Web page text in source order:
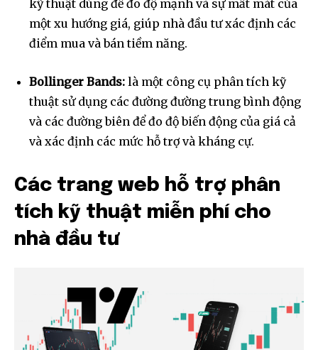
kỹ thuật dùng để đo độ mạnh và sự mất mát của
một xu hướng giá, giúp nhà đầu tư xác định các
điểm mua và bán tiềm năng.
Bollinger Bands: là một công cụ phân tích kỹ
thuật sử dụng các đường đường trung bình động
và các đường biên để đo độ biến động của giá cả
và xác định các mức hỗ trợ và kháng cự.
Các trang web hỗ trợ phân
tích kỹ thuật miễn phí cho
nhà đầu tư